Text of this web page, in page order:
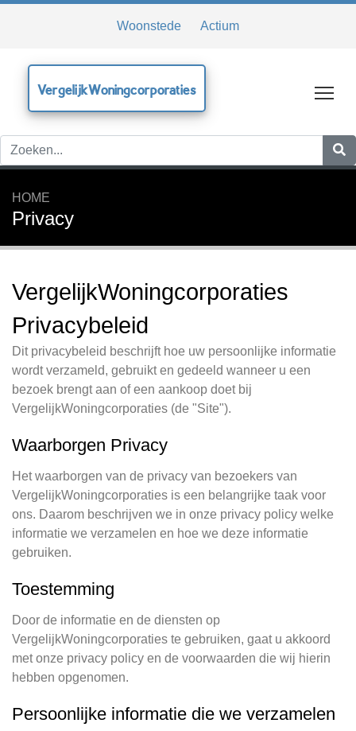
Woonstede Actium
VergelijkWoningcorporaties
HOME
Privacy
VergelijkWoningcorporaties
Privacybeleid
Dit privacybeleid beschrijft hoe uw persoonlijke informatie
wordt verzameld, gebruikt en gedeeld wanneer u een
bezoek brengt aan of een aankoop doet bij
VergelijkWoningcorporaties (de "Site").
Waarborgen Privacy
Het waarborgen van de privacy van bezoekers van
VergelijkWoningcorporaties is een belangrijke taak voor
ons. Daarom beschrijven we in onze privacy policy welke
informatie we verzamelen en hoe we deze informatie
gebruiken.
Toestemming
Door de informatie en de diensten op
VergelijkWoningcorporaties te gebruiken, gaat u akkoord
met onze privacy policy en de voorwaarden die wij hierin
hebben opgenomen.
Persoonlijke informatie die we verzamelen